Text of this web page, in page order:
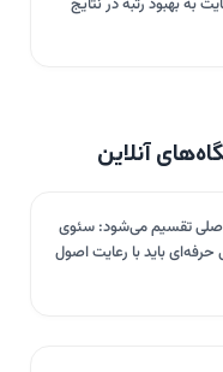
آنلاین
اصلی تقسیم می‌شود: سئوی
باید با رعایت اصول